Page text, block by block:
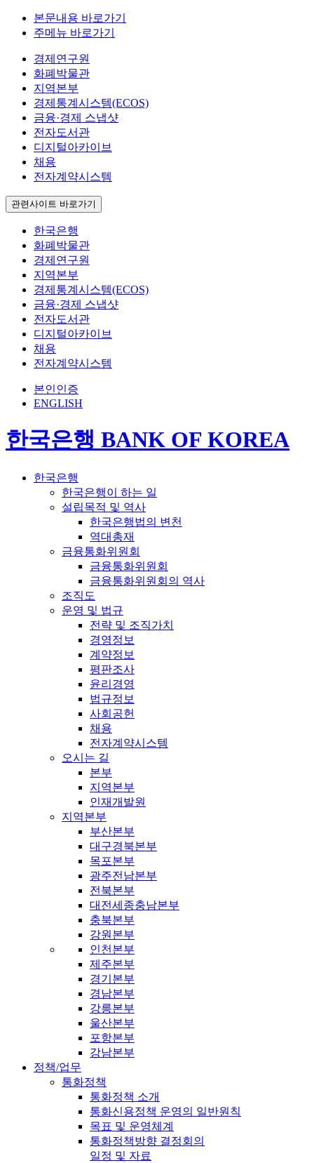
본문내용 바로가기
주메뉴 바로가기
경제연구원
화폐박물관
지역본부
경제통계시스템(ECOS)
금융·경제 스냅샷
전자도서관
디지털아카이브
채용
전자계약시스템
관련사이트 바로가기
한국은행
화폐박물관
경제연구원
지역본부
경제통계시스템(ECOS)
금융·경제 스냅샷
전자도서관
디지털아카이브
채용
전자계약시스템
본인인증
ENGLISH
한국은행 BANK OF KOREA
한국은행
한국은행이 하는 일
설립목적 및 역사
한국은행법의 변천
역대총재
금융통화위원회
금융통화위원회
금융통화위원회의 역사
조직도
운영 및 법규
전략 및 조직가치
경영정보
계약정보
평판조사
윤리경영
법규정보
사회공헌
채용
전자계약시스템
오시는 길
본부
지역본부
인재개발원
지역본부
부산본부
대구경북본부
목포본부
광주전남본부
전북본부
대전세종충남본부
충북본부
강원본부
인천본부
제주본부
경기본부
경남본부
강릉본부
울산본부
포항본부
강남본부
정책/업무
통화정책
통화정책 소개
통화신용정책 운영의 일반원칙
목표 및 운영체계
통화정책방향 결정회의
일정 및 자료